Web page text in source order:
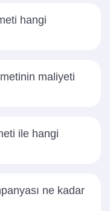
hangi
maliyeti
ile hangi
ne kadar